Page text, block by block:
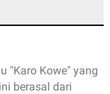
"Karo Kowe" yang
berasal dari